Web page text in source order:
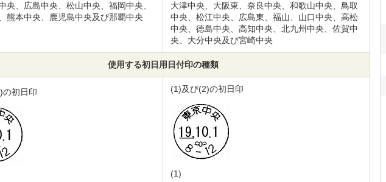
央、広島中央、松山中央、福岡中央、
熊本中央、鹿児島中央及び那覇中央
大津中央、大阪東、奈良中央、和歌山中央、鳥取
中央、松江中央、広島東、福山、山口中央、高松
中央、徳島中央、高知中央、北九州中央、佐賀中
央、大分中央及び宮崎中央
使用する初日用日付印の種類
の初日印 (1)及び(2)の初日印
(1)